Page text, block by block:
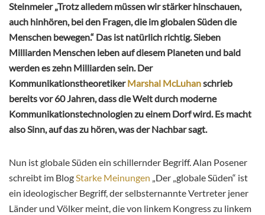
Steinmeier „Trotz alledem müssen wir stärker hinschauen,
auch hinhören, bei den Fragen, die im globalen Süden die
Menschen bewegen.“ Das ist natürlich richtig. Sieben
Milliarden Menschen leben auf diesem Planeten und bald
werden es zehn Milliarden sein. Der
KommunikationstheoretikerMarshal McLuhanschrieb
bereits vor 60 Jahren, dass die Welt durch moderne
Kommunikationstechnologien zu einem Dorf wird. Es macht
also Sinn, auf das zu hören, was der Nachbar sagt.
Nun ist globale Süden ein schillernder Begriff. Alan Posener
schreibt im BlogStarke Meinungen „Der „globale Süden“ ist
ein ideologischer Begriff, der selbsternannte Vertreter jener
Länder und Völker meint, die von linkem Kongress zu linkem